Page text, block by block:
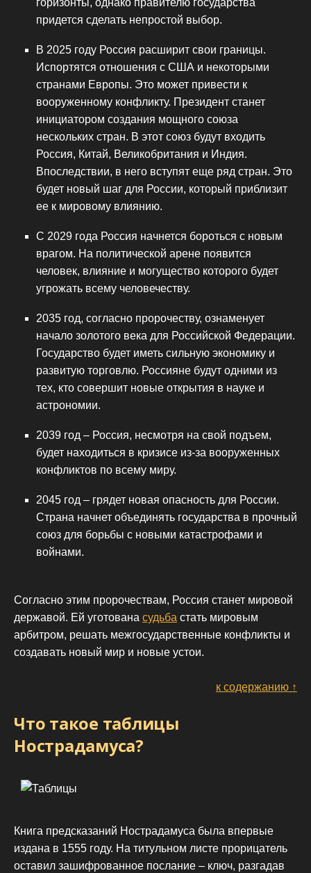
горизонты, однако правителю государства
придется сделать непростой выбор.
В 2025 году Россия расширит свои границы.
Испортятся отношения с США и некоторыми
странами Европы. Это может привести к
вооруженному конфликту. Президент станет
инициатором создания мощного союза
нескольких стран. В этот союз будут входить
Россия, Китай, Великобритания и Индия.
Впоследствии, в него вступят еще ряд стран. Это
будет новый шаг для России, который приблизит
ее к мировому влиянию.
С 2029 года Россия начнется бороться с новым
врагом. На политической арене появится
человек, влияние и могущество которого будет
угрожать всему человечеству.
2035 год, согласно пророчеству, ознаменует
начало золотого века для Российской Федерации.
Государство будет иметь сильную экономику и
развитую торговлю. Россияне будут одними из
тех, кто совершит новые открытия в науке и
астрономии.
2039 год – Россия, несмотря на свой подъем,
будет находиться в кризисе из-за вооруженных
конфликтов по всему миру.
2045 год – грядет новая опасность для России.
Страна начнет объединять государства в прочный
союз для борьбы с новыми катастрофами и
войнами.
Согласно этим пророчествам, Россия станет мировой
державой. Ей уготована судьба стать мировым
арбитром, решать межгосударственные конфликты и
создавать новый мир и новые устои.
к содержанию ↑
Что такое таблицы
Нострадамуса?
Книга предсказаний Нострадамуса была впервые
издана в 1555 году. На титульном листе прорицатель
оставил зашифрованное послание – ключ, разгадав